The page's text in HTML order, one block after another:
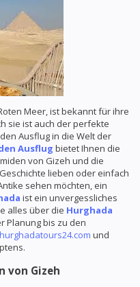
Meer, ist bekannt für ihre
sie ist auch der perfekte
Ausflug in die Welt der
Ausflug bietet Ihnen die
von Gizeh und die
lieben oder einfach
sehen möchten, ein
ist ein unvergessliches
alles über die Hurghada
Planung bis zu den
hurghadatours24.com und
von Gizeh